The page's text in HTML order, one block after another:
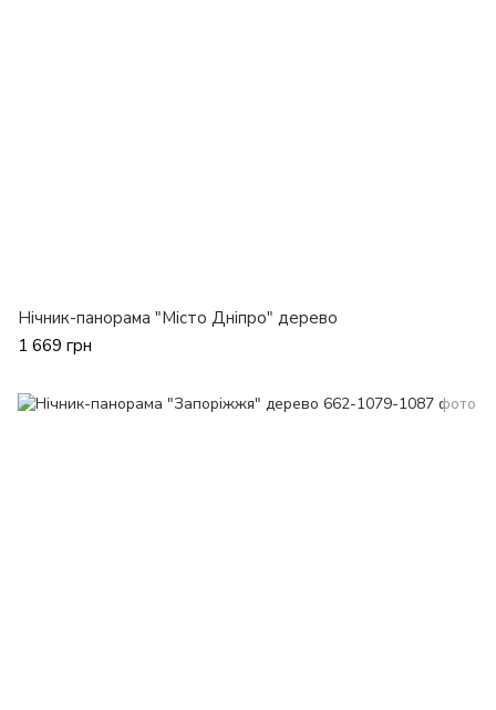
Нічник-панорама "Місто Дніпро" дерево
1 669 грн